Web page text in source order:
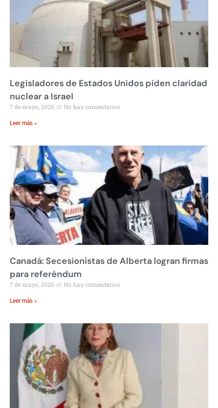
Legisladores de Estados Unidos piden claridad
nuclear a Israel
7 de mayo, 2026 No hay comentarios
Leer más »
Canadá: Secesionistas de Alberta logran firmas
para referéndum
7 de mayo, 2026 No hay comentarios
Leer más »